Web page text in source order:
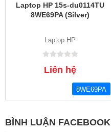
Laptop HP 15s-du0114TU
8WE69PA (Silver)
Laptop HP
Liên hệ
8WE69PA
BÌNH LUẬN FACEBOOK